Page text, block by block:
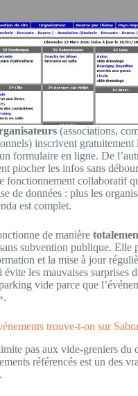
(associations,
inscrivent gratuitement
formulaire en ligne. De
piocher les infos sans
fonctionnement collaboratif
de données : plus les
est complet.
de manière
subvention publique. Elle
et la mise à jour
évite les mauvaises surprises
vide parce que
trouve-t-on sur
pas aux vide-greniers du
référencés est un des